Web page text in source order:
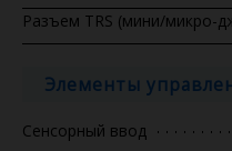
Разъем TRS (мини/микро-
Элементы
Сенсорный ввод